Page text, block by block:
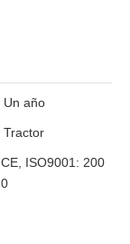
Un año
Tractor
CE, ISO9001: 200
0